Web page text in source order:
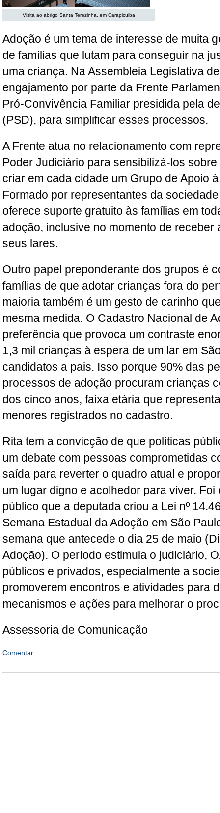
Visita ao abrigo Santa Terezinha, em Carapicuiba
Adoção é um tema de interesse de muita
de famílias que lutam para conseguir na
uma criança. Na Assembleia Legislativa
engajamento por parte da Frente
Pró-Convivência Familiar presidida pela
(PSD), para simplificar esses processos.
A Frente atua no relacionamento com
Poder Judiciário para sensibilizá-los
criar em cada cidade um Grupo de Apoio
Formado por representantes da
oferece suporte gratuito às famílias em
adoção, inclusive no momento de receber
seus lares.
Outro papel preponderante dos grupos é
famílias de que adotar crianças fora do
maioria também é um gesto de carinho
mesma medida. O Cadastro Nacional de
preferência que provoca um contraste
1,3 mil crianças à espera de um lar em
candidatos a pais. Isso porque 90% das
processos de adoção procuram crianças
dos cinco anos, faixa etária que
menores registrados no cadastro.
Rita tem a convicção de que políticas
um debate com pessoas comprometidas
saída para reverter o quadro atual e
um lugar digno e acolhedor para viver.
público que a deputada criou a Lei nº
Semana Estadual da Adoção em São
semana que antecede o dia 25 de maio
Adoção). O período estimula o judiciário,
públicos e privados, especialmente a
promoverem encontros e atividades para
mecanismos e ações para melhorar o
Assessoria de Comunicação
Comentar